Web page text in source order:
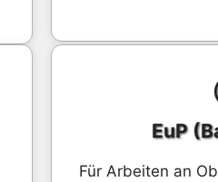
EuP
Für Arbeiten an